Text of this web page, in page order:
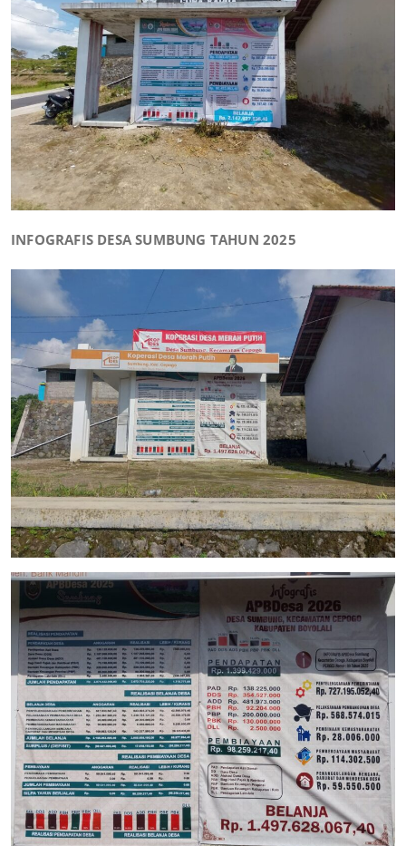
INFOGRAFIS DESA SUMBUNG TAHUN 2025